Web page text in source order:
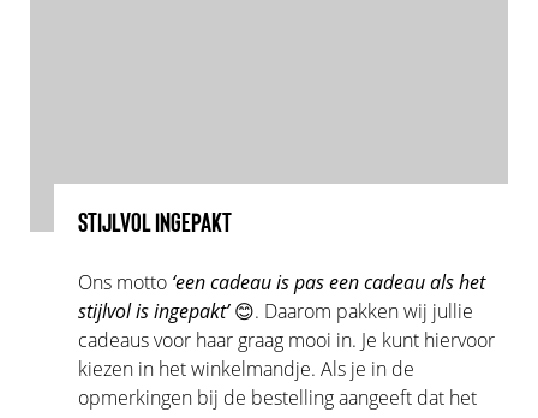
STIJLVOL INGEPAKT
Ons motto ‘een cadeau is pas een cadeau als het
stijlvol is ingepakt’😊. Daarom pakken wij jullie
cadeaus voor haar graag mooi in. Je kunt hiervoor
kiezen in het winkelmandje. Als je in de
opmerkingen bij de bestelling aangeeft dat het